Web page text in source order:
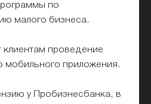
по
малого бизнеса.
клиентам проведение
приложения.
у Пробизнесбанка, в